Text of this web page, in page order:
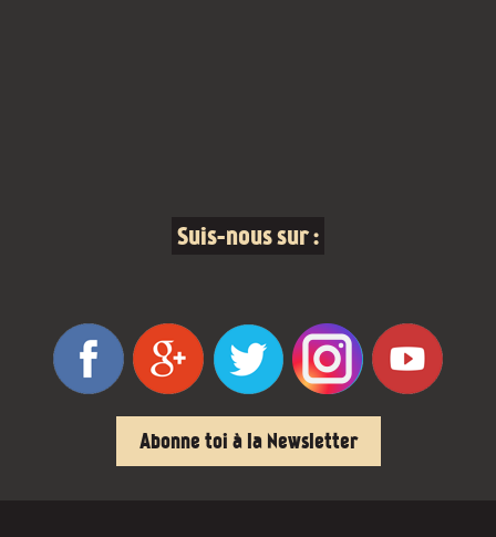
Suis-nous sur :
Abonne toi à la Newsletter